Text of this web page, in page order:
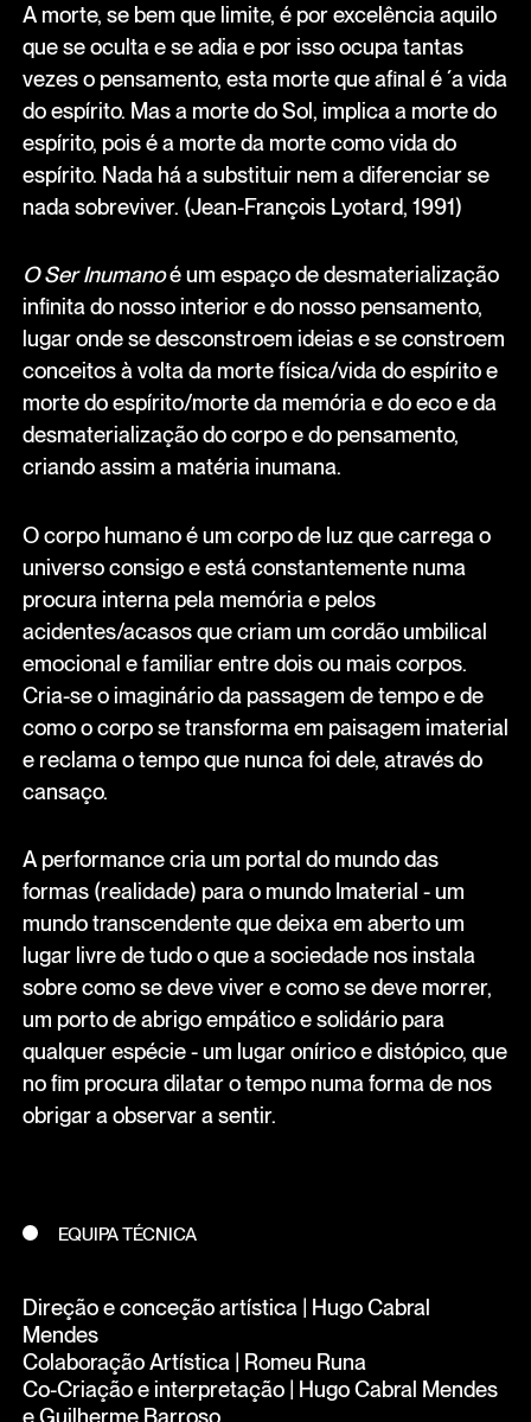
A morte, se bem que limite, é por excelência aquilo
que se oculta e se adia e por isso ocupa tantas
vezes o pensamento, esta morte que afinal é ́ a vida
do espírito. Mas a morte do Sol, implica a morte do
espírito, pois é a morte da morte como vida do
espírito. Nada há a substituir nem a diferenciar se
nada sobreviver. (Jean-François Lyotard, 1991)
O Ser Inumanoé um espaço de desmaterialização
infinita do nosso interior e do nosso pensamento,
lugar onde se desconstroem ideias e se constroem
conceitos à volta da morte física/vida do espírito e
morte do espírito/morte da memória e do eco e da
desmaterialização do corpo e do pensamento,
criando assim a matéria inumana.
O corpo humano é um corpo de luz que carrega o
universo consigo e está constantemente numa
procura interna pela memória e pelos
acidentes/acasos que criam um cordão umbilical
emocional e familiar entre dois ou mais corpos.
Cria-se o imaginário da passagem de tempo e de
como o corpo se transforma em paisagem imaterial
e reclama o tempo que nunca foi dele, através do
cansaço.
A performance cria um portal do mundo das
formas (realidade) para o mundo Imaterial - um
mundo transcendente que deixa em aberto um
lugar livre de tudo o que a sociedade nos instala
sobre como se deve viver e como se deve morrer,
um porto de abrigo empático e solidário para
qualquer espécie - um lugar onírico e distópico, que
no fim procura dilatar o tempo numa forma de nos
obrigar a observar a sentir.
EQUIPA TÉCNICA
Direção e conceção artística | Hugo Cabral
Mendes
Colaboração Artística | Romeu Runa
Co-Criação e interpretação | Hugo Cabral Mendes
e Guilherme Barroso